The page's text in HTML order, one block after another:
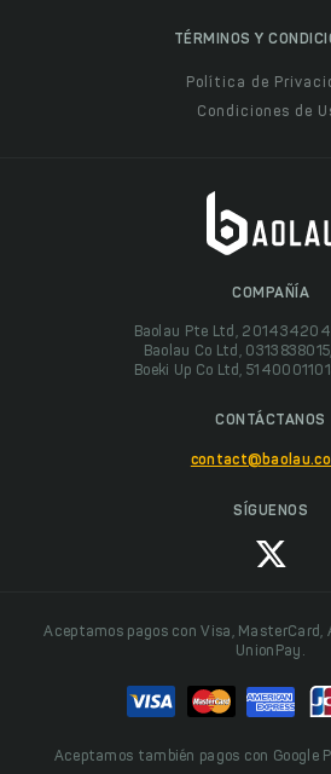
TÉRMINOS Y
Política de
Condiciones de
COMPAÑÍA
Baolau Pte Ltd,
Baolau Co Ltd,
Boeki Up Co Ltd,
CONTÁCTANOS
SÍGUENOS
Aceptamos pagos con Visa, MasterCard,
UnionPay.
Aceptamos también pagos con Google